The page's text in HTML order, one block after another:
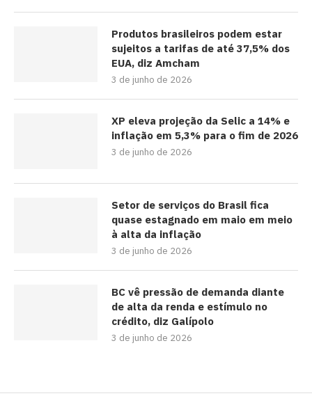
Produtos brasileiros podem estar
sujeitos a tarifas de até 37,5% dos
EUA, diz Amcham
3 de junho de 2026
XP eleva projeção da Selic a 14% e
inflação em 5,3% para o fim de 2026
3 de junho de 2026
Setor de serviços do Brasil fica
quase estagnado em maio em meio
à alta da inflação
3 de junho de 2026
BC vê pressão de demanda diante
de alta da renda e estímulo no
crédito, diz Galípolo
3 de junho de 2026